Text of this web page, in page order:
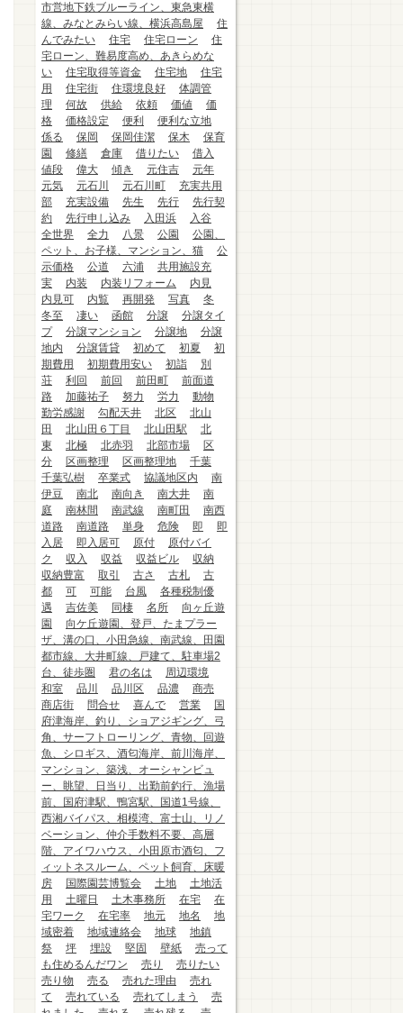
市営地下鉄ブルーライン、東急東横
線、みなとみらい線、横浜高島屋
住
んでみたい
住宅 住宅ローン
住
宅ローン、難易度高め、あきらめな
い
住宅取得等資金 住宅地
住宅
用
住宅街 住環境良好
体調管
理
何故 供給 依頼 価値
価
格
価格設定 便利
便利な立地
係る
保岡 保岡佳潔 保木
保育
園
修繕 倉庫 借りたい
借入
値段
偉大 傾き 元住吉
元年
元気
元石川 元石川町
充実共用
部
充実設備 先生 先行
先行契
約
先行申し込み 入田浜
入谷
全世界
全力 八景 公園
公園、
ペット、お子様、マンション、猫
公
示価格
公道 六浦
共用施設充
実
内装 内装リフォーム
内見
内見可
内覧 再開発 写真
冬
冬至
凄い 函館 分譲
分譲タイ
プ
分譲マンション 分譲地
分譲
地内
分譲賃貸 初めて 初夏
初
期費用
初期費用安い 初詣
別
荘
利回 前回 前田町
前面道
路
加藤祐子 努力 労力
動物
勤労感謝
勾配天井 北区
北山
田
北山田６丁目 北山田駅
北
東
北極 北赤羽 北部市場
区
分
区画整理 区画整理地
千葉
千葉弘樹
卒業式 協議地区内
南
伊豆
南北 南向き 南大井
南
庭
南林間 南武線 南町田
南西
道路
南道路 単身 危険 即
即
入居
即入居可 原付
原付バイ
ク
収入 収益 収益ビル
収納
収納豊富
取引 古さ 古札
古
都
可 可能 台風
各種税制優
遇
吉佐美 同棲 名所
向ヶ丘遊
園
向ケ丘遊園、登戸、たまプラー
ザ、溝の口、小田急線、南武線、田園
都市線、大井町線、戸建て、駐車場2
台、徒歩圏
君の名は
周辺環境
和室
品川 品川区 品濃
商売
商店街
問合せ 喜んで 営業
国
府津海岸、釣り、ショアジギング、弓
角、サーフトローリング、青物、回遊
魚、シロギス、酒匂海岸、前川海岸、
マンション、築浅、オーシャンビュ
ー、眺望、日当り、出勤前釣行、漁場
前、国府津駅、鴨宮駅、国道1号線、
西湘バイパス、相模湾、富士山、リノ
ベーション、仲介手数料不要、高層
階、アイワハウス、小田原市酒匂、フ
ィットネスルーム、ペット飼育、床暖
房
国際園芸博覧会 土地
土地活
用
土曜日 土木事務所 在宅
在
宅ワーク
在宅率 地元 地名
地
域密着
地域連絡会 地球
地鎮
祭
坪 埋設 堅固 壁紙
売って
も住めるんだワン
売り
売りたい
売り物
売る 売れた理由
売れ
て
売れている 売れてしまう
売